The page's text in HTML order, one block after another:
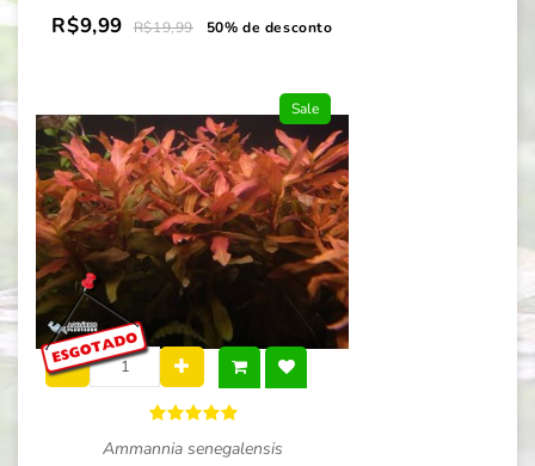
R$9,99 R$19,99 50% de desconto
Sale
Ammannia senegalensis